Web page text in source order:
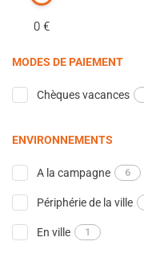
0 €
MODES DE PAIEMENT
Chèques vacances
ENVIRONNEMENTS
A la campagne 6
Périphérie de la ville
En ville 1